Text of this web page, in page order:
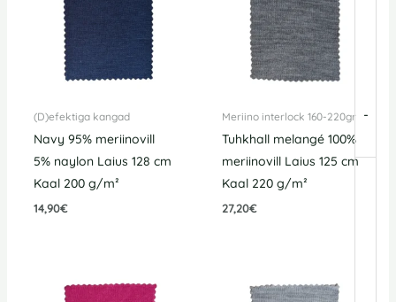
-
(D)efektiga kangad
Navy 95% meriinovill
5% naylon Laius 128 cm
Kaal 200 g/m²
14,90€
Meriino interlock 160-220gr
Tuhkhall melangé 100%
meriinovill Laius 125 cm
Kaal 220 g/m²
27,20€